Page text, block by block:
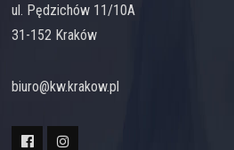
ul. Pędzichów 11/10A
31-152 Kraków
biuro@kw.krakow.pl